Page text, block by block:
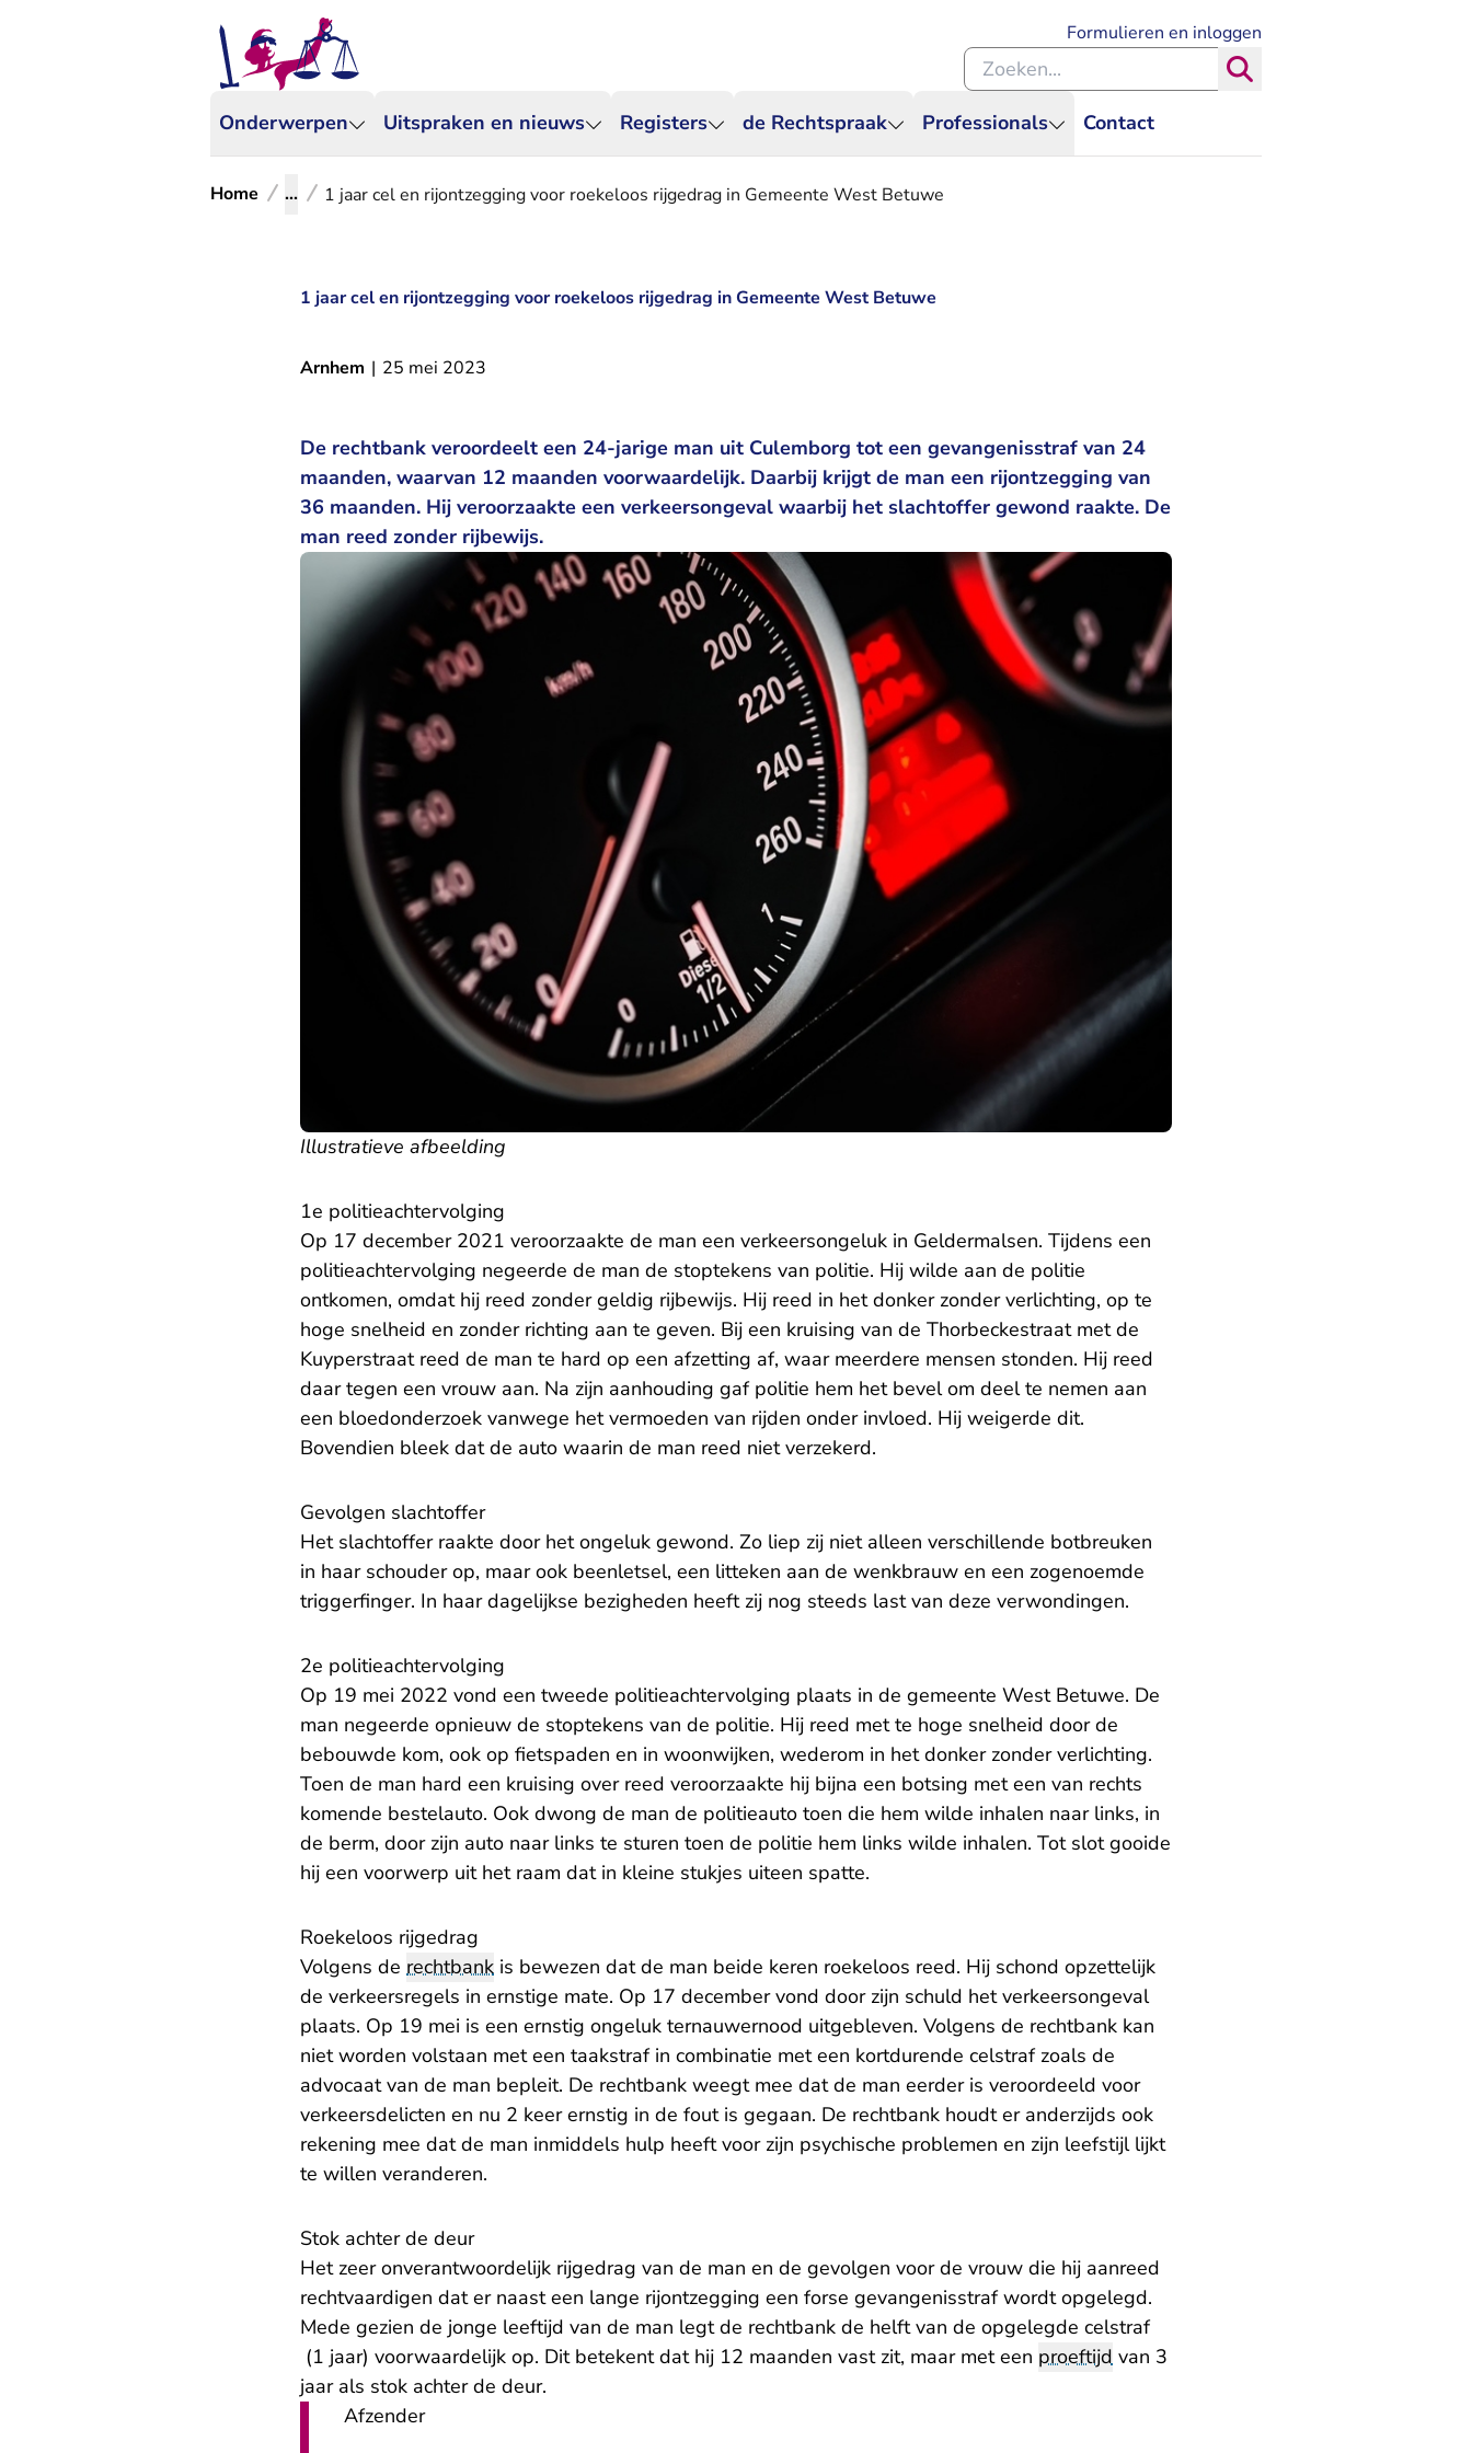
Onderwerpen Uitspraken en nieuws Registers de Rechtspraak Professionals Contact
Formulieren en inloggen
Zoeken binnen de Rechtspraak
Home ... 1 jaar cel en rijontzegging voor roekeloos rijgedrag in Gemeente West Betuwe
1 jaar cel en rijontzegging voor roekeloos rijgedrag in Gemeente West Betuwe
Arnhem | 25 mei 2023
De rechtbank veroordeelt een 24-jarige man uit Culemborg tot een gevangenisstraf van 24
maanden, waarvan 12 maanden voorwaardelijk. Daarbij krijgt de man een rijontzegging van
36 maanden. Hij veroorzaakte een verkeersongeval waarbij het slachtoffer gewond raakte. De
man reed zonder rijbewijs.
Illustratieve afbeelding
1e politieachtervolging
Op 17 december 2021 veroorzaakte de man een verkeersongeluk in Geldermalsen. Tijdens een
politieachtervolging negeerde de man de stoptekens van politie. Hij wilde aan de politie
ontkomen, omdat hij reed zonder geldig rijbewijs. Hij reed in het donker zonder verlichting, op te
hoge snelheid en zonder richting aan te geven. Bij een kruising van de Thorbeckestraat met de
Kuyperstraat reed de man te hard op een afzetting af, waar meerdere mensen stonden. Hij reed
daar tegen een vrouw aan. Na zijn aanhouding gaf politie hem het bevel om deel te nemen aan
een bloedonderzoek vanwege het vermoeden van rijden onder invloed. Hij weigerde dit.
Bovendien bleek dat de auto waarin de man reed niet verzekerd.
Gevolgen slachtoffer
Het slachtoffer raakte door het ongeluk gewond. Zo liep zij niet alleen verschillende botbreuken
in haar schouder op, maar ook beenletsel, een litteken aan de wenkbrauw en een zogenoemde
triggerfinger. In haar dagelijkse bezigheden heeft zij nog steeds last van deze verwondingen.
2e politieachtervolging
Op 19 mei 2022 vond een tweede politieachtervolging plaats in de gemeente West Betuwe. De
man negeerde opnieuw de stoptekens van de politie. Hij reed met te hoge snelheid door de
bebouwde kom, ook op fietspaden en in woonwijken, wederom in het donker zonder verlichting.
Toen de man hard een kruising over reed veroorzaakte hij bijna een botsing met een van rechts
komende bestelauto. Ook dwong de man de politieauto toen die hem wilde inhalen naar links, in
de berm, door zijn auto naar links te sturen toen de politie hem links wilde inhalen. Tot slot gooide
hij een voorwerp uit het raam dat in kleine stukjes uiteen spatte.
Roekeloos rijgedrag
Volgens de rechtbank is bewezen dat de man beide keren roekeloos reed. Hij schond opzettelijk
de verkeersregels in ernstige mate. Op 17 december vond door zijn schuld het verkeersongeval
plaats. Op 19 mei is een ernstig ongeluk ternauwernood uitgebleven. Volgens de rechtbank kan
niet worden volstaan met een taakstraf in combinatie met een kortdurende celstraf zoals de
advocaat van de man bepleit. De rechtbank weegt mee dat de man eerder is veroordeeld voor
verkeersdelicten en nu 2 keer ernstig in de fout is gegaan. De rechtbank houdt er anderzijds ook
rekening mee dat de man inmiddels hulp heeft voor zijn psychische problemen en zijn leefstijl lijkt
te willen veranderen.
Stok achter de deur
Het zeer onverantwoordelijk rijgedrag van de man en de gevolgen voor de vrouw die hij aanreed
rechtvaardigen dat er naast een lange rijontzegging een forse gevangenisstraf wordt opgelegd.
Mede gezien de jonge leeftijd van de man legt de rechtbank de helft van de opgelegde celstraf
(1 jaar) voorwaardelijk op. Dit betekent dat hij 12 maanden vast zit, maar met een proeftijd van 3
jaar als stok achter de deur.
Afzender